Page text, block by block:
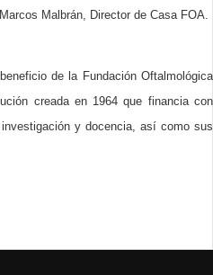
Malbrán, Director de Casa FOA.
de la Fundación Oftalmológica
creada en 1964 que financia con
y docencia, así como sus